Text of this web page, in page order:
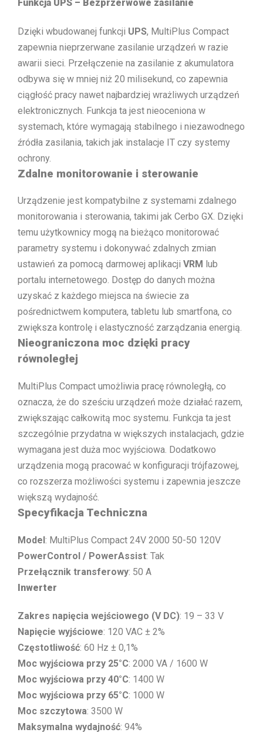
Funkcja UPS – Bezprzerwowe zasilanie
Dzięki wbudowanej funkcji UPS, MultiPlus Compact
zapewnia nieprzerwane zasilanie urządzeń w razie
awarii sieci. Przełączenie na zasilanie z akumulatora
odbywa się w mniej niż 20 milisekund, co zapewnia
ciągłość pracy nawet najbardziej wrażliwych urządzeń
elektronicznych. Funkcja ta jest nieoceniona w
systemach, które wymagają stabilnego i niezawodnego
źródła zasilania, takich jak instalacje IT czy systemy
ochrony.
Zdalne monitorowanie i sterowanie
Urządzenie jest kompatybilne z systemami zdalnego
monitorowania i sterowania, takimi jak Cerbo GX. Dzięki
temu użytkownicy mogą na bieżąco monitorować
parametry systemu i dokonywać zdalnych zmian
ustawień za pomocą darmowej aplikacji VRM lub
portalu internetowego. Dostęp do danych można
uzyskać z każdego miejsca na świecie za
pośrednictwem komputera, tabletu lub smartfona, co
zwiększa kontrolę i elastyczność zarządzania energią.
Nieograniczona moc dzięki pracy
równoległej
MultiPlus Compact umożliwia pracę równoległą, co
oznacza, że do sześciu urządzeń może działać razem,
zwiększając całkowitą moc systemu. Funkcja ta jest
szczególnie przydatna w większych instalacjach, gdzie
wymagana jest duża moc wyjściowa. Dodatkowo
urządzenia mogą pracować w konfiguracji trójfazowej,
co rozszerza możliwości systemu i zapewnia jeszcze
większą wydajność.
Specyfikacja Techniczna
Model: MultiPlus Compact 24V 2000 50-50 120V
PowerControl / PowerAssist: Tak
Przełącznik transferowy: 50 A
Inwerter
Zakres napięcia wejściowego (V DC): 19 – 33 V
Napięcie wyjściowe: 120 VAC ± 2%
Częstotliwość: 60 Hz ± 0,1%
Moc wyjściowa przy 25°C: 2000 VA / 1600 W
Moc wyjściowa przy 40°C: 1400 W
Moc wyjściowa przy 65°C: 1000 W
Moc szczytowa: 3500 W
Maksymalna wydajność: 94%